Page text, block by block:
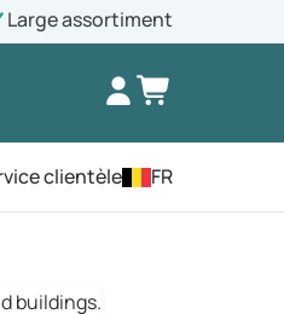
Large assortiment
le menu
clientèle FR